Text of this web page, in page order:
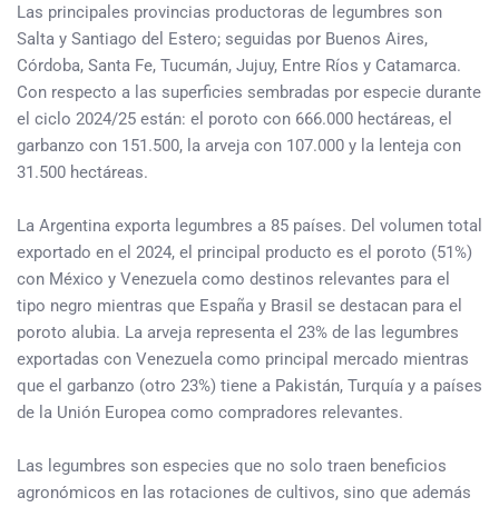
Las principales provincias productoras de legumbres son
Salta y Santiago del Estero; seguidas por Buenos Aires,
Córdoba, Santa Fe, Tucumán, Jujuy, Entre Ríos y Catamarca.
Con respecto a las superficies sembradas por especie durante
el ciclo 2024/25 están: el poroto con 666.000 hectáreas, el
garbanzo con 151.500, la arveja con 107.000 y la lenteja con
31.500 hectáreas.
La Argentina exporta legumbres a 85 países. Del volumen total
exportado en el 2024, el principal producto es el poroto (51%)
con México y Venezuela como destinos relevantes para el
tipo negro mientras que España y Brasil se destacan para el
poroto alubia. La arveja representa el 23% de las legumbres
exportadas con Venezuela como principal mercado mientras
que el garbanzo (otro 23%) tiene a Pakistán, Turquía y a países
de la Unión Europea como compradores relevantes.
Las legumbres son especies que no solo traen beneficios
agronómicos en las rotaciones de cultivos, sino que además